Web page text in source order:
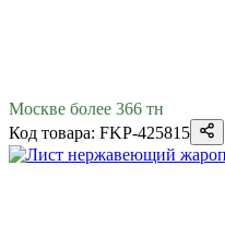
Москве более 366 тн
Код товара: FKP-425815